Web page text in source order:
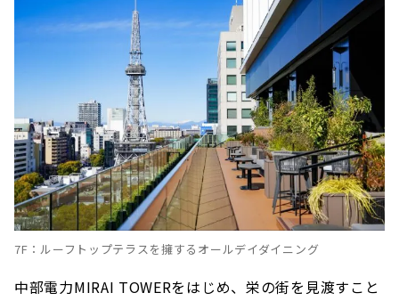
7F：ルーフトップテラスを擁するオールデイダイニング
中部電力MIRAI TOWERをはじめ、栄の街を見渡すこと